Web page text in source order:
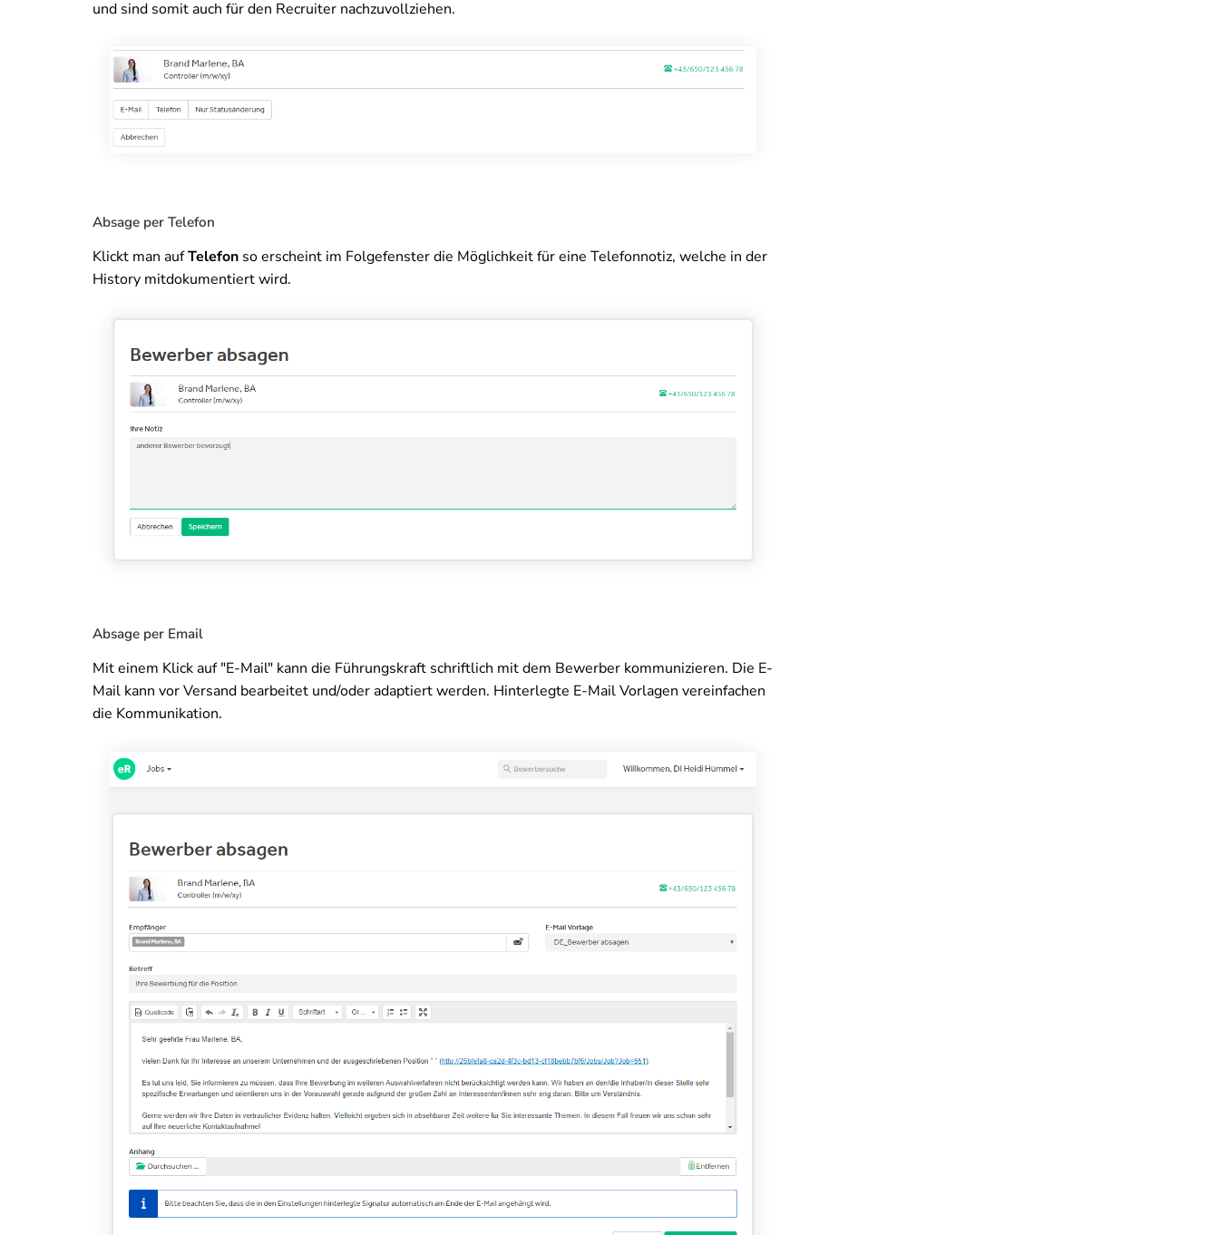
und sind somit auch für den Recruiter nachzuvollziehen.
Absage per Telefon
Klickt man aufTelefon so erscheint im Folgefenster die Möglichkeit für eine Telefonnotiz, welche in der
History mitdokumentiert wird.
Absage per Email
Mit einem Klick auf "E-Mail" kann die Führungskraft schriftlich mit dem Bewerber kommunizieren. Die E-
Mail kann vor Versand bearbeitet und/oder adaptiert werden. Hinterlegte E-Mail Vorlagen vereinfachen
die Kommunikation.